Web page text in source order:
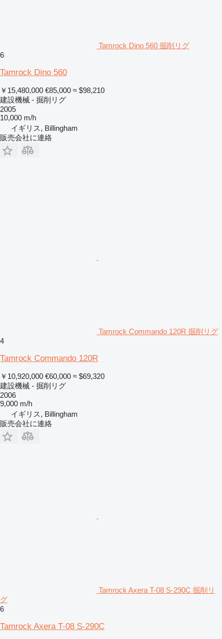
Tamrock Dino 560 掘削リグ
6
Tamrock Dino 560
￥15,480,000 €85,000 ≈ $98,210
建設機械 - 掘削リグ
2005
10,000 m/h
イギリス, Billingham
販売会社に連絡
Tamrock Commando 120R 掘削リグ
4
Tamrock Commando 120R
￥10,920,000 €60,000 ≈ $69,320
建設機械 - 掘削リグ
2006
9,000 m/h
イギリス, Billingham
販売会社に連絡
Tamrock Axera T-08 S-290C 掘削リ
グ
6
Tamrock Axera T-08 S-290C